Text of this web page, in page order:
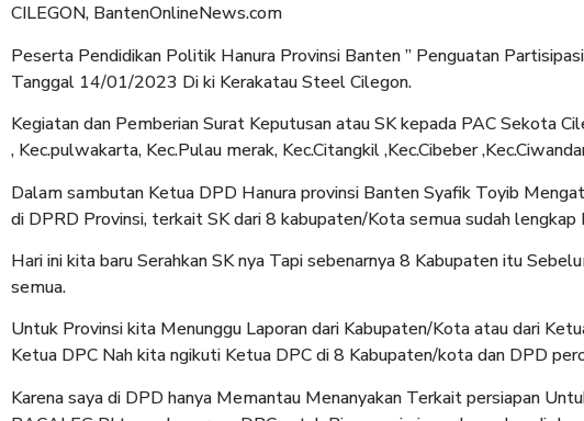
CILEGON, BantenOnlineNews.com
Peserta Pendidikan Politik Hanura Provinsi Banten ” Penguatan
Tanggal 14/01/2023 Di ki Kerakatau Steel Cilegon.
Kegiatan dan Pemberian Surat Keputusan atau SK kepada PAC Sekota
, Kec.pulwakarta, Kec.Pulau merak, Kec.Citangkil ,Kec.Cibeber
Dalam sambutan Ketua DPD Hanura provinsi Banten Syafik Toyib
di DPRD Provinsi, terkait SK dari 8 kabupaten/Kota semua sudah
Hari ini kita baru Serahkan SK nya Tapi sebenarnya 8 Kabupaten itu
semua.
Untuk Provinsi kita Menunggu Laporan dari Kabupaten/Kota atau dari
Ketua DPC Nah kita ngikuti Ketua DPC di 8 Kabupaten/kota dan DPD
Karena saya di DPD hanya Memantau Menanyakan Terkait persiapan